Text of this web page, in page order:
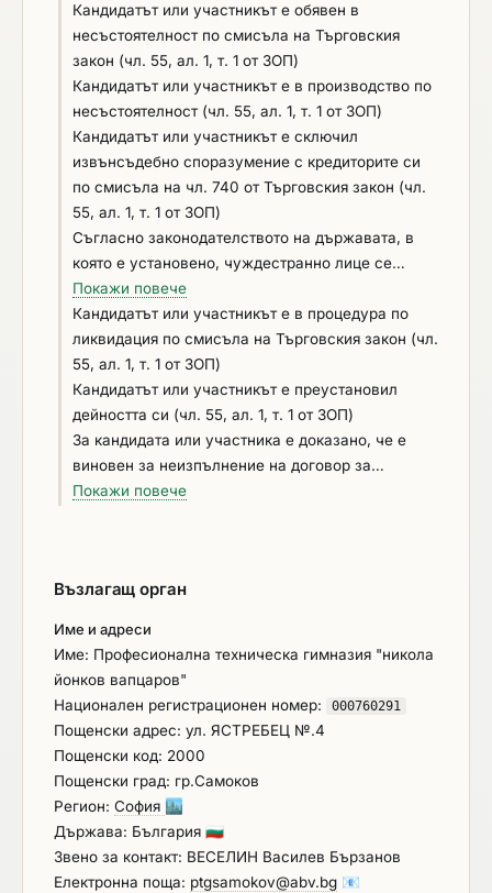
информация, свързана с удостоверяване
липсата на основания за отстраняване или
изпълнението на критериите за подбор (чл. 54,
ал. 1, т. 5 от ЗОП) Ако прилагате незадължително
основание по чл. 55, ал. 1, т. 5 от ЗОП, моля
добавете съответно описание.
чл. 213а – 217, чл. 219 – 252 и чл. 254а – 255а и
чл. 256 - 260 НК (чл. 54, ал. 1, т. 1 от ЗОП);
извършил е нарушения по чл.61, ал.1, чл.62, ал.1
или 3, чл.63, ал.1 или 2, чл.228, ал.3 от Кодекса
на труда и по чл.13, ал.1 от Закона за трудовата
миграция и трудовата мобилност, установени с
влязло в сила наказателно постановление или
съдебно решение (чл.54, ал.1, т.6 от ЗОП);
обстоятелство по чл. 3, т. 8 от Закона за
икономическите и финансовите отношения с
дружествата, регистрирани в юрисдикции с
преференциален данъчен режим,
контролираните от тях лица и техните
действителни собственици; обстоятелства по чл.
113 от Закона за Сметната палата; с наложена
санкция по чл. 83а, ал. 5, т. 1 от ЗАНН – временна
забрана за участие в процедури за възлагане на
обществени поръчки
Кандидатът или участникът е обявен в
несъстоятелност по смисъла на Търговския
закон (чл. 55, ал. 1, т. 1 от ЗОП)
Кандидатът или участникът е в производство по
несъстоятелност (чл. 55, ал. 1, т. 1 от ЗОП)
Кандидатът или участникът е сключил
извънсъдебно споразумение с кредиторите си
по смисъла на чл. 740 от Търговския закон (чл.
55, ал. 1, т. 1 от ЗОП)
Съгласно законодателството на държавата, в
която е установено, чуждестранно лице се
намира в положение, подобно на: обявен в
несъстоятелност; в производство по
несъстоятелност; в процедура по ликвидация;
сключено извънсъдебно споразумение с
кредиторите; преустановена дейност (чл. 55, ал.
1, т. 1 от ЗОП)
Покажи повече
Кандидатът или участникът е в процедура по
ликвидация по смисъла на Търговския закон (чл.
55, ал. 1, т. 1 от ЗОП)
Кандидатът или участникът е преустановил
дейността си (чл. 55, ал. 1, т. 1 от ЗОП)
За кандидата или участника е доказано, че е
виновен за неизпълнение на договор за
обществена поръчка или на договор за концесия
санкции, с изключение на случаите, когато
стойността или обема на договора (чл. 55, ал. 1,
т. 4 от ЗОП)
Покажи повече
Възлагащ орган
Име и адреси
Име: Професионална техническа гимназия "никола
йонков вапцаров"
Национален регистрационен номер:
000760291
Пощенски адрес: ул. ЯСТРЕБЕЦ №.4
Пощенски код: 2000
Пощенски град: гр.Самоков
Регион: София 🏙️
Държава: България 🇧🇬
Звено за контакт: ВЕСЕЛИН Василев Бързанов
Електронна поща: ptgsamokov@abv.bg 📧